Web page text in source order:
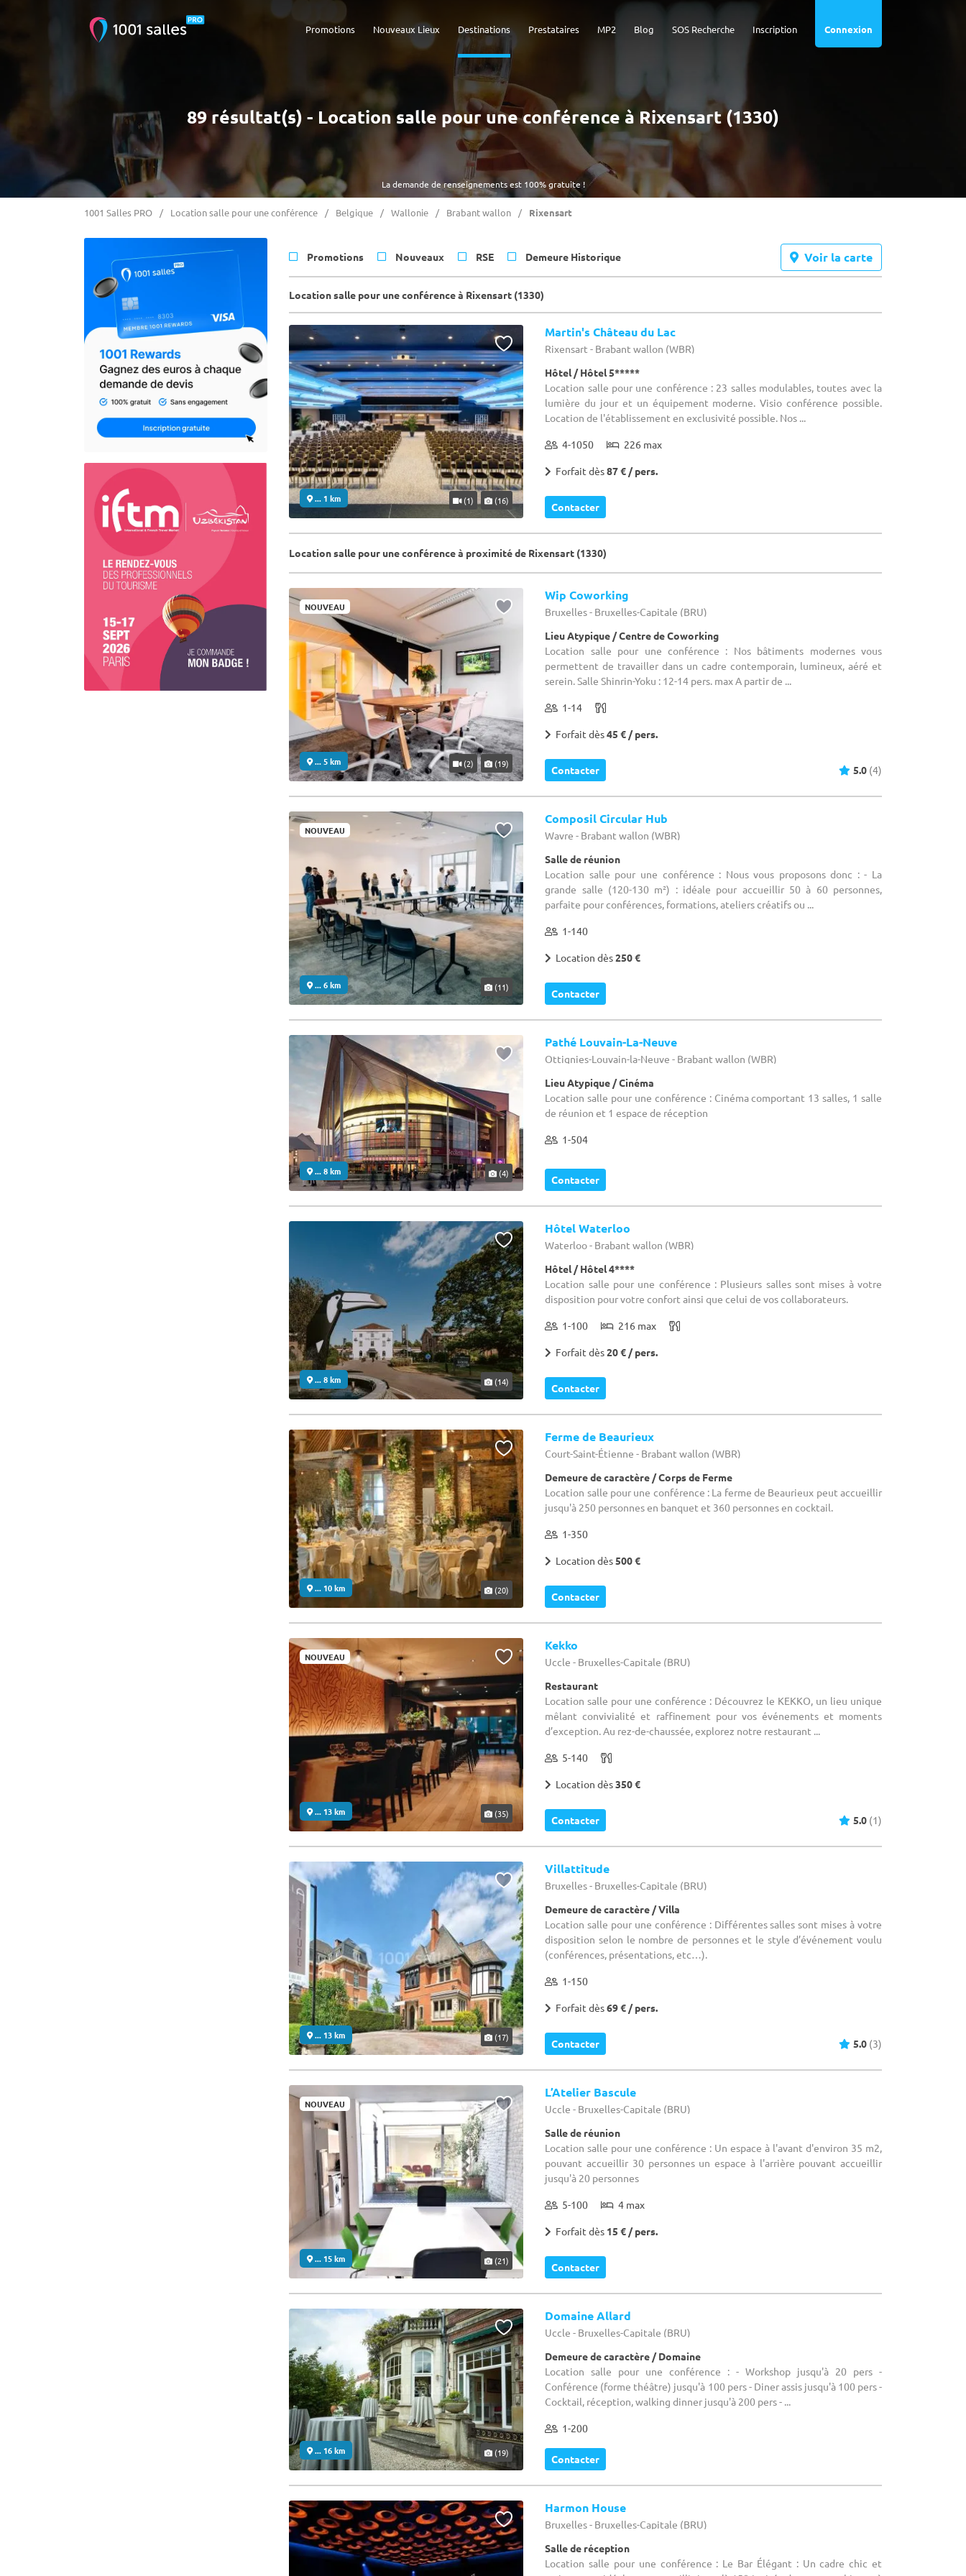
Connexion
Inscription
SOS Recherche
Blog
MP2
Prestataires
Destinations
Nouveaux Lieux
Promotions
La demande de renseignements est 100% gratuite !
89 résultat(s) - Location salle pour une conférence à Rixensart (1330)
1001 Salles PRO Location salle pour une conférence Belgique Wallonie Brabant wallon Rixensart
Promotions Nouveaux RSE Demeure Historique Voir la carte
Location salle pour une conférence à Rixensart (1330)
... 1 km (1) (16)
Martin's Château du Lac
Rixensart - Brabant wallon (WBR)
Hôtel / Hôtel 5*****
Location salle pour une conférence : 23 salles modulables, toutes avec la
lumière du jour et un équipement moderne. Visio conférence possible.
Location de l'établissement en exclusivité possible. Nos ...
4-1050 226 max
Forfait dès87 € / pers.
Contacter
Location salle pour une conférence à proximité de Rixensart (1330)
NOUVEAU
... 5 km (2) (19)
Wip Coworking
Bruxelles - Bruxelles-Capitale (BRU)
Lieu Atypique / Centre de Coworking
Location salle pour une conférence : Nos bâtiments modernes vous
permettent de travailler dans un cadre contemporain, lumineux, aéré et
serein. Salle Shinrin-Yoku​ : 12-14 pers. max A partir de ...
1-14
Forfait dès45 € / pers.
Contacter 5.0 (4)
NOUVEAU
... 6 km (11)
Composil Circular Hub
Wavre - Brabant wallon (WBR)
Salle de réunion
Location salle pour une conférence : Nous vous proposons donc : - La
grande salle (120-130 m²) : idéale pour accueillir 50 à 60 personnes,
parfaite pour conférences, formations, ateliers créatifs ou ...
1-140
Location dès250 €
Contacter
... 8 km (4)
Pathé Louvain-La-Neuve
Ottignies-Louvain-la-Neuve - Brabant wallon (WBR)
Lieu Atypique / Cinéma
Location salle pour une conférence : Cinéma comportant 13 salles, 1 salle
de réunion et 1 espace de réception
1-504
Contacter
... 8 km (14)
Hôtel Waterloo
Waterloo - Brabant wallon (WBR)
Hôtel / Hôtel 4****
Location salle pour une conférence : Plusieurs salles sont mises à votre
disposition pour votre confort ainsi que celui de vos collaborateurs.
1-100 216 max
Forfait dès20 € / pers.
Contacter
... 10 km (20)
Ferme de Beaurieux
Court-Saint-Étienne - Brabant wallon (WBR)
Demeure de caractère / Corps de Ferme
Location salle pour une conférence : La ferme de Beaurieux peut accueillir
jusqu'à 250 personnes en banquet et 360 personnes en cocktail.
1-350
Location dès500 €
Contacter
NOUVEAU
... 13 km (35)
Kekko
Uccle - Bruxelles-Capitale (BRU)
Restaurant
Location salle pour une conférence : Découvrez le KEKKO, un lieu unique
mêlant convivialité et raffinement pour vos événements et moments
d’exception. Au rez-de-chaussée, explorez notre restaurant ...
5-140
Location dès350 €
Contacter 5.0 (1)
... 13 km (17)
Villattitude
Bruxelles - Bruxelles-Capitale (BRU)
Demeure de caractère / Villa
Location salle pour une conférence : Différentes salles sont mises à votre
disposition selon le nombre de personnes et le style d’événement voulu
(conférences, présentations, etc…).
1-150
Forfait dès69 € / pers.
Contacter 5.0 (3)
NOUVEAU
... 15 km (21)
L’Atelier Bascule
Uccle - Bruxelles-Capitale (BRU)
Salle de réunion
Location salle pour une conférence : Un espace à l'avant d'environ 35 m2,
pouvant accueillir 30 personnes un espace à l'arrière pouvant accueillir
jusqu'à 20 personnes
5-100 4 max
Forfait dès 15 € / pers.
Contacter
... 16 km (19)
Domaine Allard
Uccle - Bruxelles-Capitale (BRU)
Demeure de caractère / Domaine
Location salle pour une conférence : - Workshop jusqu'à 20 pers -
Conférence (forme théâtre) jusqu'à 100 pers - Diner assis jusqu'à 100 pers -
Cocktail, réception, walking dinner jusqu'à 200 pers - ...
1-200
Contacter
Harmon House
Bruxelles - Bruxelles-Capitale (BRU)
Salle de réception
Location salle pour une conférence : Le Bar Élégant : Un cadre chic et